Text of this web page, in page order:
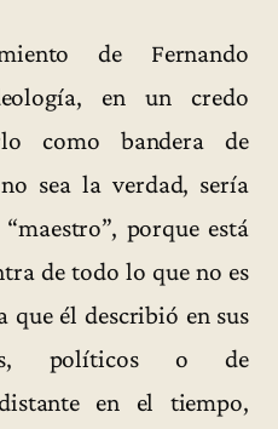
de Fernando
en un credo
como bandera de
sea la verdad, sería
porque está
de todo lo que no es
que él describió en sus
políticos o de
en el tiempo,